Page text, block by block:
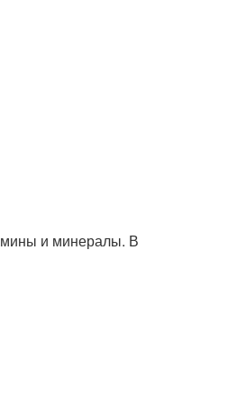
и минералы. В